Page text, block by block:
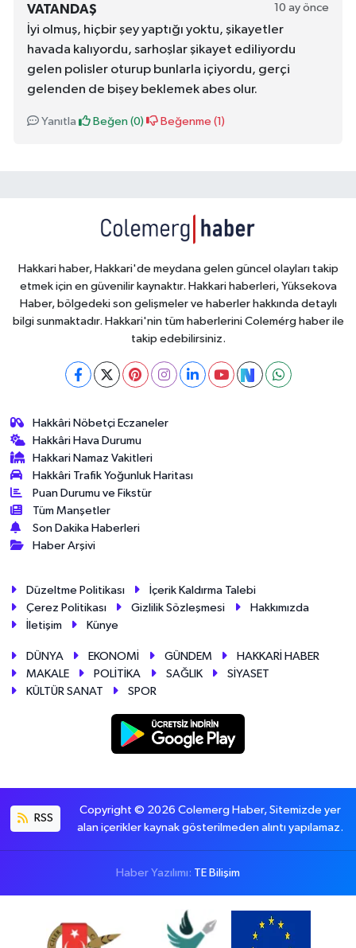
VATANDAŞ 10 ay önce
İyi olmuş, hiçbir şey yaptığı yoktu, şikayetler
havada kalıyordu, sarhoşlar şikayet ediliyordu
gelen polisler oturup bunlarla içiyordu, gerçi
gelenden de bişey beklemek abes olur.
Yanıtla Beğen (0) Beğenme (1 )
Hakkari haber, Hakkari'de meydana gelen güncel olayları takip
etmek için en güvenilir kaynaktır. Hakkari haberleri, Yüksekova
Haber, bölgedeki son gelişmeler ve haberler hakkında detaylı
bilgi sunmaktadır. Hakkari'nin tüm haberlerini Colemérg haber ile
takip edebilirsiniz.
Hakkâri Nöbetçi Eczaneler
Hakkâri Hava Durumu
Hakkari Namaz Vakitleri
Hakkâri Trafik Yoğunluk Haritası
Puan Durumu ve Fikstür
Tüm Manşetler
Son Dakika Haberleri
Haber Arşivi
Düzeltme Politikası
İçerik Kaldırma Talebi
Çerez Politikası
Gizlilik Sözleşmesi
Hakkımızda
İletişim
Künye
DÜNYA EKONOMİ GÜNDEM
HAKKARİ HABER
MAKALE
POLİTİKA SAĞLIK
SİYASET
KÜLTÜR SANAT
SPOR
RSS
Copyright © 2026 Colemerg Haber, Sitemizde yer
alan içerikler kaynak gösterilmeden alıntı yapılamaz.
Haber Yazılımı: TE Bilişim